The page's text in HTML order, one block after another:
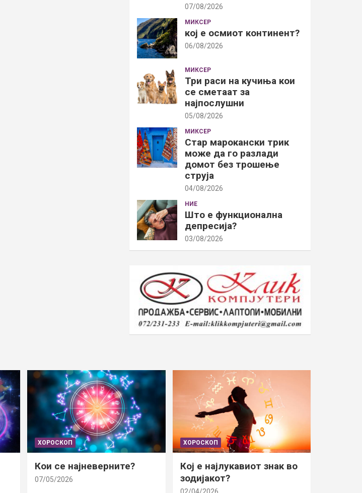
07/08/2026
МИКСЕР
кој е осмиот континент?
06/08/2026
МИКСЕР
Три раси на кучиња кои
се сметаат за
најпослушни
05/08/2026
МИКСЕР
Стар марокански трик
може да го разлади
домот без трошење
струја
04/08/2026
НИЕ
Што е функционална
депресија?
03/08/2026
ХОРОСКОП
Кои се најневерните?
07/05/2026
ХОРОСКОП
Кој е најлукавиот знак во
зодијакот?